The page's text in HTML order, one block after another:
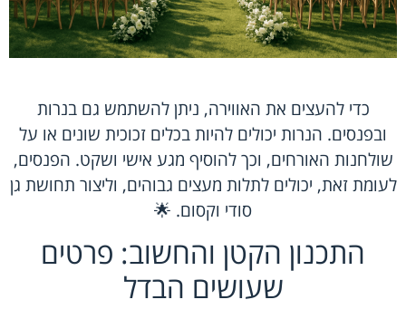
כדי להעצים את האווירה, ניתן להשתמש גם בנרות
ובפנסים. הנרות יכולים להיות בכלים זכוכית שונים או על
שולחנות האורחים, וכך להוסיף מגע אישי ושקט. הפנסים,
לעומת זאת, יכולים לתלות מעצים גבוהים, וליצור תחושת גן
סודי וקסום. 🌟
התכנון הקטן והחשוב: פרטים
שעושים הבדל